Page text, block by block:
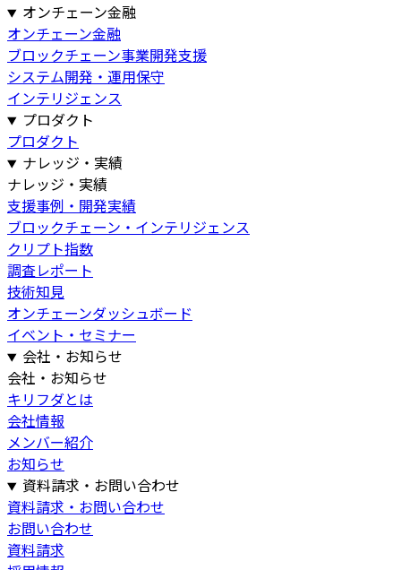
オンチェーン金融
オンチェーン金融
ブロックチェーン事業開発支援
システム開発・運用保守
インテリジェンス
プロダクト
プロダクト
ナレッジ・実績
ナレッジ・実績
支援事例・開発実績
ブロックチェーン・インテリジェンス
クリプト指数
調査レポート
技術知見
オンチェーンダッシュボード
イベント・セミナー
会社・お知らせ
会社・お知らせ
キリフダとは
会社情報
メンバー紹介
お知らせ
資料請求・お問い合わせ
資料請求・お問い合わせ
お問い合わせ
資料請求